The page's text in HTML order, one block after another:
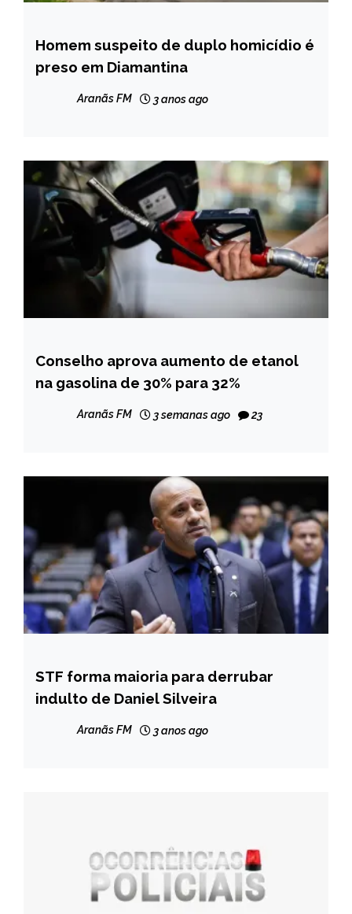
CAPELINHA
MINAS
Homem suspeito de duplo homicídio é
preso em Diamantina
Aranãs FM 3 anos ago
BRASIL
NOTÍCIAS
Conselho aprova aumento de etanol
na gasolina de 30% para 32%
Aranãs FM 3 semanas ago 23
BRASIL
NOTÍCIAS
STF forma maioria para derrubar
indulto de Daniel Silveira
Aranãs FM 3 anos ago